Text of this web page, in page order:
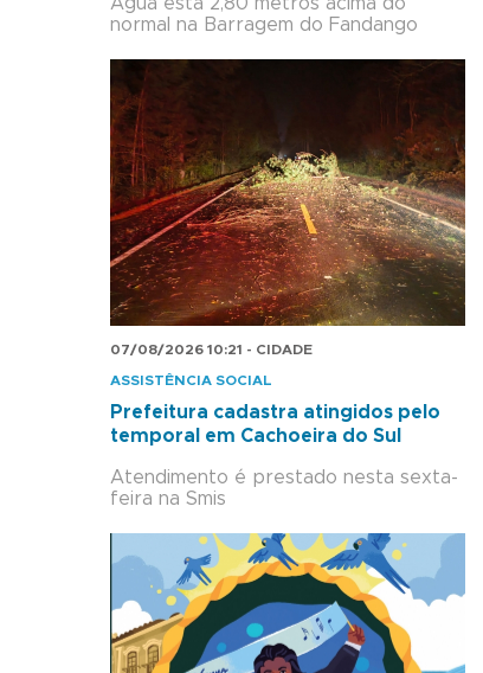
normal na Barragem do Fandango
07/08/2026 10:21 - CIDADE
ASSISTÊNCIA SOCIAL
Prefeitura cadastra atingidos pelo
temporal em Cachoeira do Sul
Atendimento é prestado nesta sexta-
feira na Smis